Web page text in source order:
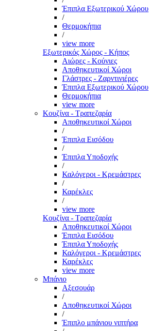
Έπιπλα Εξωτερικού Χώρου
/
Θερμοκήπια
/
view more
Εξωτερικός Χώρος - Κήπος
Αιώρες - Κούνιες
Αποθηκευτικοί Χώροι
Γλάστρες - Ζαρντινιέρες
Έπιπλα Εξωτερικού Χώρου
Θερμοκήπια
view more
Κουζίνα - Τραπεζαρία
Αποθηκευτικοί Χώροι
/
Έπιπλα Εισόδου
/
Έπιπλα Υποδοχής
/
Καλόγεροι - Κρεμάστρες
/
Καρέκλες
/
view more
Κουζίνα - Τραπεζαρία
Αποθηκευτικοί Χώροι
Έπιπλα Εισόδου
Έπιπλα Υποδοχής
Καλόγεροι - Κρεμάστρες
Καρέκλες
view more
Μπάνιο
Αξεσουάρ
/
Αποθηκευτικοί Χώροι
/
Έπιπλο μπάνιου νιπτήρα